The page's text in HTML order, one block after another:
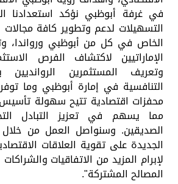
في غرفة أبوظبي نؤكد استعدادنا
التسهيلات لدعم وتطوير كافة مجالات
الخاص في كل من أبوظبي ورواندا،
الإماراتيين لاكتشاف الفرص
وتعريف المستثمرين الروانديين
التنافسية في إمارة أبوظبي وما
محفزات اقتصادية تتيح سهولة
مما يسهم في تعزيز التبادل
الصديقين. وسنواصل العمل من خلال
الجديدة على تقوية العلاقات
لإبرام المزيد من الاتفاقيات
المصالح المشتركة".